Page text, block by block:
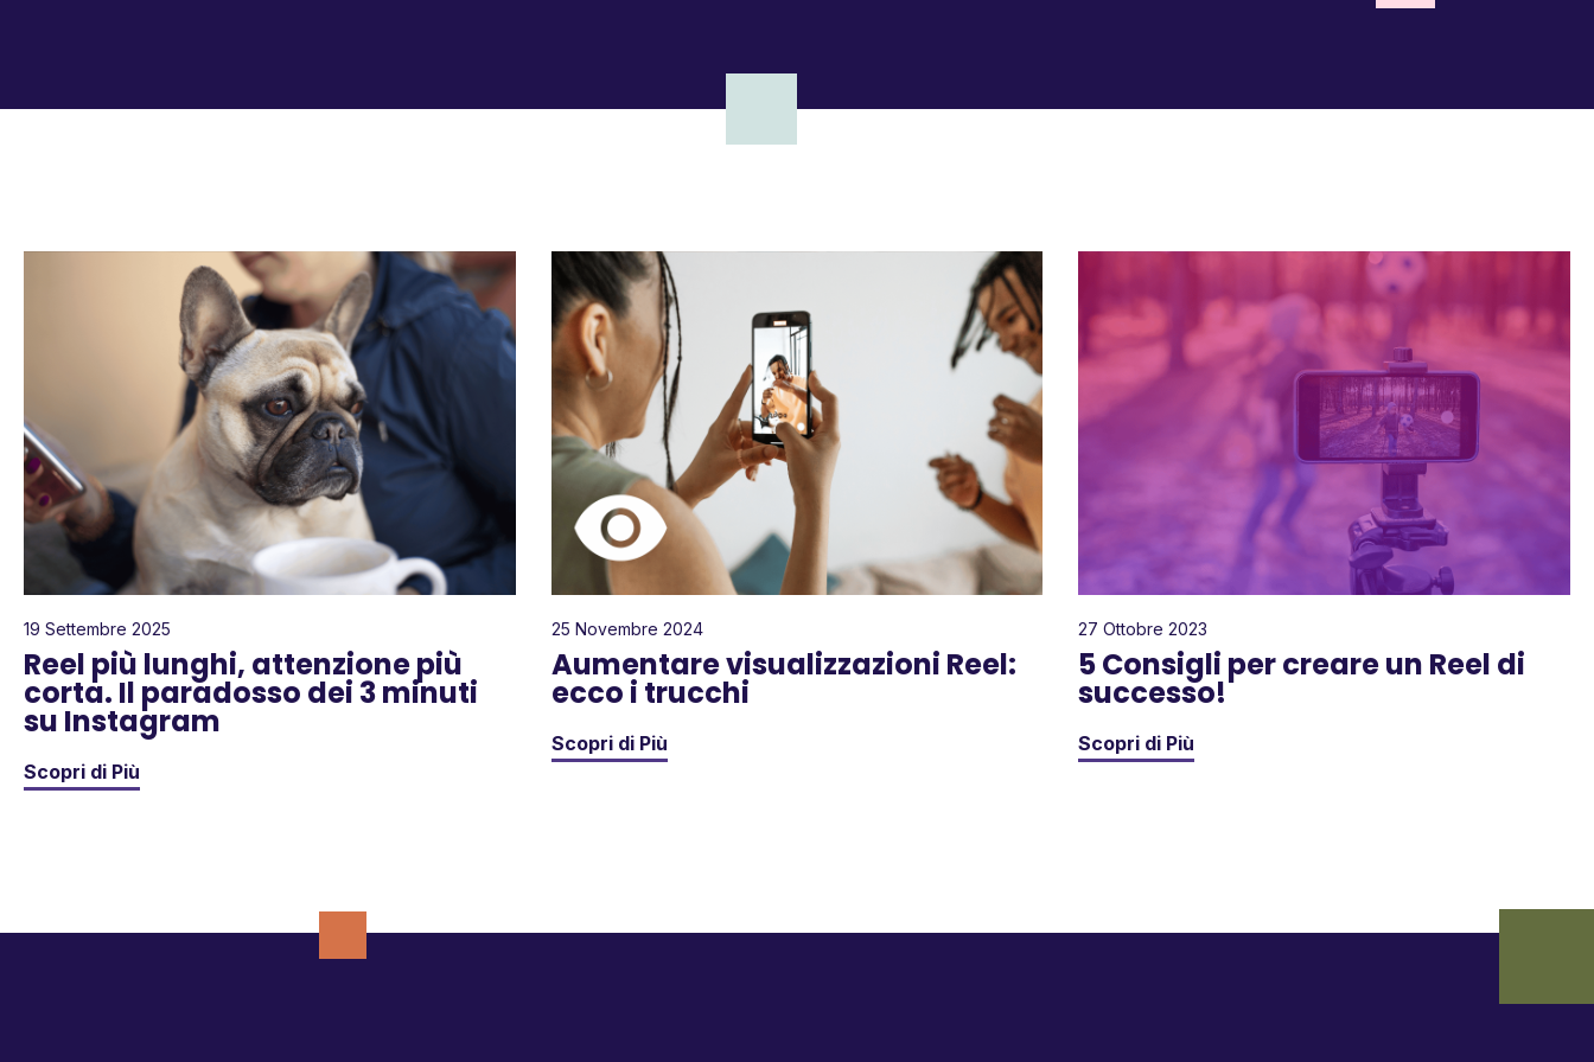
19 Settembre 2025
Reel più lunghi, attenzione più
corta. Il paradosso dei 3 minuti
su Instagram
Scopri di Più
25 Novembre 2024
Aumentare visualizzazioni Reel:
ecco i trucchi
Scopri di Più
27 Ottobre 2023
5 Consigli per creare un Reel di
successo!
Scopri di Più